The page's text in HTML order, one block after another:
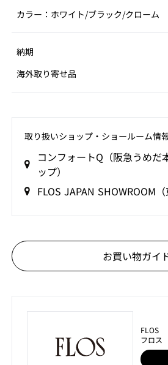
カラー：ホワイト/ブラック/クローム
納期
海外取り寄せ品
取り扱いショップ‧ショールーム情
コンフォートQ（阪急うめだ
ップ）
FLOS JAPAN SHOWROOM（
お買い物ガイ
FLOS
フロス